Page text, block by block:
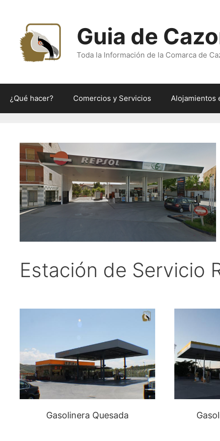
contenido
Guia de
Toda la Información de la Comarca de
¿Qué hacer? Comercios y Servicios Alojamientos
Estación de Servicio
Gasolinera Quesada